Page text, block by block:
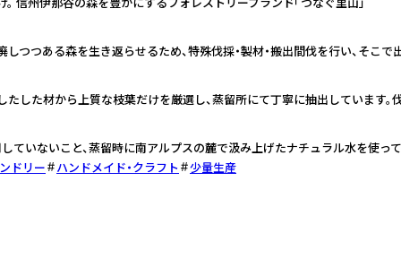
しつつある森を生き返らせるため、特殊伐採・製材・搬出間伐を行い、そこ
した材から上質な枝葉だけを厳選し、蒸留所にて丁寧に抽出しています。
ていないこと、蒸留時に南アルプスの麓で汲み上げたナチュラル水を使っ
ドリー
ハンドメイド・クラフト 少量生産